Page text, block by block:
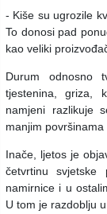
- Kiše su ugrozile
To donosi pad
kao veliki
Durum odnosno
tjestenina, griza,
namjeni razlikuje
manjim površinama
Inače, ljetos je
četvrtinu svjetske
namirnice i u
U tom je razdoblju